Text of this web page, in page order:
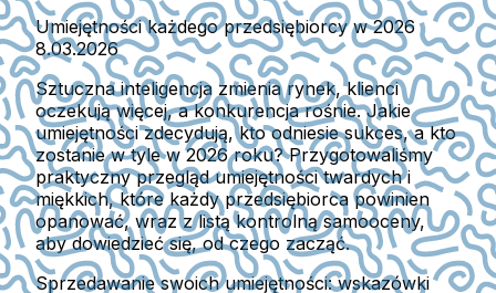
Umiejętności każdego przedsiębiorcy w 2026
8.03.2026
Sztuczna inteligencja zmienia rynek, klienci
oczekują więcej, a konkurencja rośnie. Jakie
umiejętności zdecydują, kto odniesie sukces, a kto
zostanie w tyle w 2026 roku? Przygotowaliśmy
praktyczny przegląd umiejętności twardych i
miękkich, które każdy przedsiębiorca powinien
opanować, wraz z listą kontrolną samooceny,
aby dowiedzieć się, od czego zacząć.
Sprzedawanie swoich umiejętności: wskazówki